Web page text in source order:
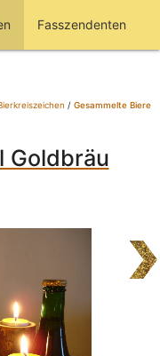
Fasszendenten
/ Gesammelte Biere
Goldbräu